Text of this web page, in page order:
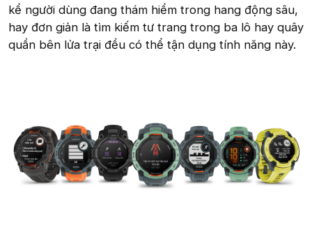
kể người dùng đang thám hiểm trong hang động sâu,
hay đơn giản là tìm kiếm tư trang trong ba lô hay quây
quần bên lửa trại đều có thể tận dụng tính năng này.